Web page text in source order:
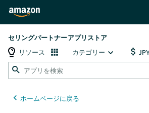
セリングパートナーアプリストア
リソース
カテゴリー